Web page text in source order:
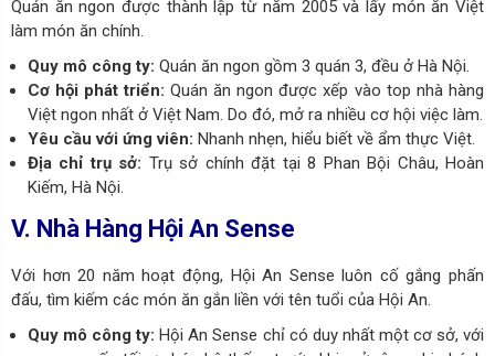
Quán ăn ngon được thành lập từ năm 2005 và lấy món ăn Việt
làm món ăn chính.
Quy mô công ty: Quán ăn ngon gồm 3 quán 3, đều ở Hà Nội.
Cơ hội phát triển: Quán ăn ngon được xếp vào top nhà hàng
Việt ngon nhất ở Việt Nam. Do đó, mở ra nhiều cơ hội việc làm.
Yêu cầu với ứng viên: Nhanh nhẹn, hiểu biết về ẩm thực Việt.
Địa chỉ trụ sở: Trụ sở chính đặt tại8 Phan Bội Châu, Hoàn
Kiếm, Hà Nội.
V. Nhà Hàng Hội An Sense
Với hơn 20 năm hoạt động, Hội An Sense luôn cố gắng phấn
đấu, tìm kiếm các món ăn gắn liền với tên tuổi của Hội An.
Quy mô công ty:Hội An Sense chỉ có duy nhất một cơ sở, với